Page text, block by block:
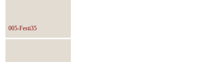
005-Festi35